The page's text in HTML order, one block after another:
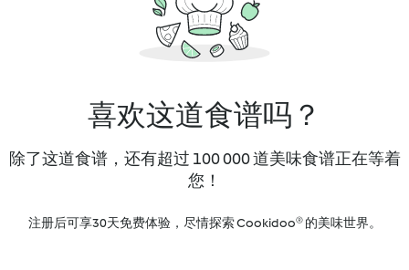
喜欢这道食谱吗？
除了这道食谱，还有超过 100 000 道美味食谱正在等着
您！
注册后可享30天免费体验，尽情探索 Cookidoo® 的美味世界。